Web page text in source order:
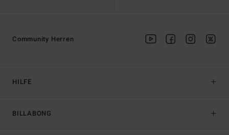
HILFE
BILLABONG
Community Herren